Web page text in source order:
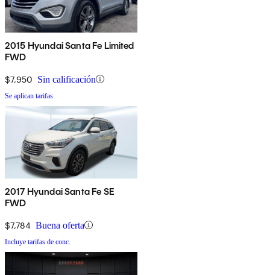
2015 Hyundai Santa Fe Limited
FWD
$7,950 Sin calificación
Se aplican tarifas
2017 Hyundai Santa Fe SE
FWD
$7,784 Buena oferta
Incluye tarifas de conc.